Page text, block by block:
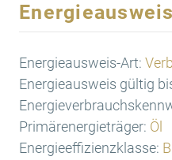
Energieausweis
Energieausweis-Art:
Energieausweis gültig
Primärenergieträger: Öl
Energieeffizienzklasse: B